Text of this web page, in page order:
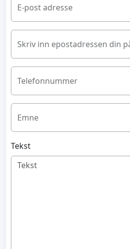
E-post adresse
Skriv inn epostadressen din
Telefonnummer
Emne
Tekst